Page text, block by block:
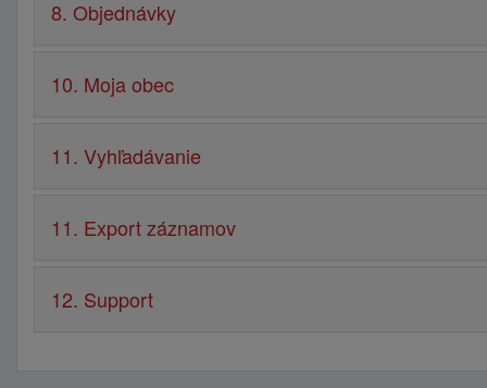
8. Objednávky
10. Moja obec
11. Vyhľadávanie
11. Export záznamov
12. Support